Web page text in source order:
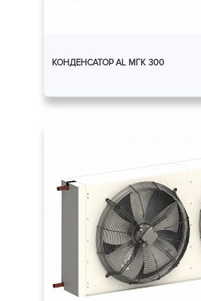
КОНДЕНСАТОР AL МГК 300